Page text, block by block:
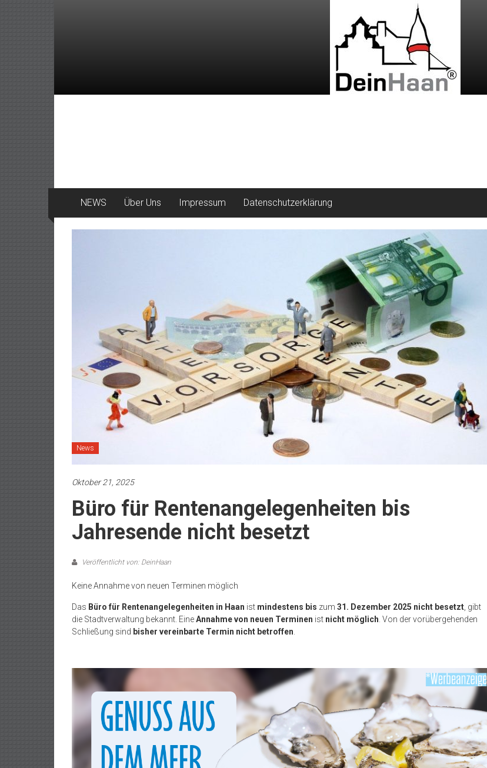
NEWS Über Uns Impressum Datenschutzerklärung
News
Oktober 21, 2025
Büro für Rentenangelegenheiten bis
Jahresende nicht besetzt
Veröffentlicht von: DeinHaan
Keine Annahme von neuen Terminen möglich
Das Büro für Rentenangelegenheiten in Haan ist mindestens bis zum 31. Dezember 2025 nicht besetzt , gibt
die Stadtverwaltung bekannt. EineAnnahme von neuen Terminen ist nicht möglich . Von der vorübergehenden
Schließung sind bisher vereinbarte Termin nicht betroffen